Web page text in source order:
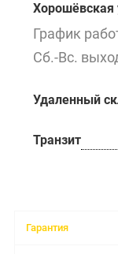
Хорошёвская
График
Сб.-Вс.
Удаленный
Транзит
Гарантия